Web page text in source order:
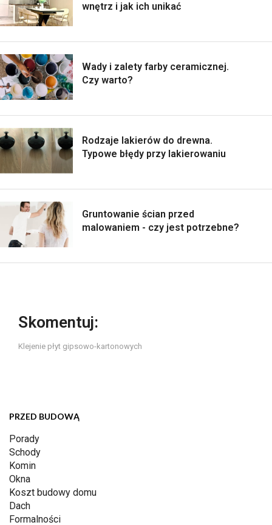
wnętrz i jak ich unikać
Wady i zalety farby ceramicznej.
Czy warto?
Rodzaje lakierów do drewna.
Typowe błędy przy lakierowaniu
Gruntowanie ścian przed
malowaniem - czy jest potrzebne?
Skomentuj:
Klejenie płyt gipsowo-kartonowych
PRZED BUDOWĄ
Porady
Schody
Komin
Okna
Koszt budowy domu
Dach
Formalności